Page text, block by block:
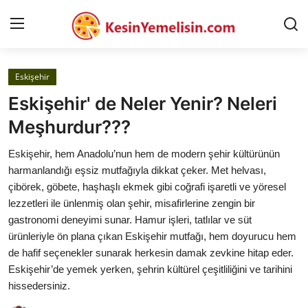
AnaSayfa
Gizlilik Sözleşmesi
Rüya Tabirleri
Diyet & Sağlıklı Beslenme
İletişim
Şehirler
Helal Gıda & Dini Hükümler
Eskişehir
Eskişehir' de Neler Yenir? Neleri
Meşhurdur???
Eskişehir, hem Anadolu’nun hem de modern şehir kültürünün
harmanlandığı eşsiz mutfağıyla dikkat çeker. Met helvası,
çibörek, göbete, haşhaşlı ekmek gibi coğrafi işaretli ve yöresel
lezzetleri ile ünlenmiş olan şehir, misafirlerine zengin bir
gastronomi deneyimi sunar. Hamur işleri, tatlılar ve süt
ürünleriyle ön plana çıkan Eskişehir mutfağı, hem doyurucu hem
de hafif seçenekler sunarak herkesin damak zevkine hitap eder.
Eskişehir’de yemek yerken, şehrin kültürel çeşitliliğini ve tarihini
hissedersiniz.